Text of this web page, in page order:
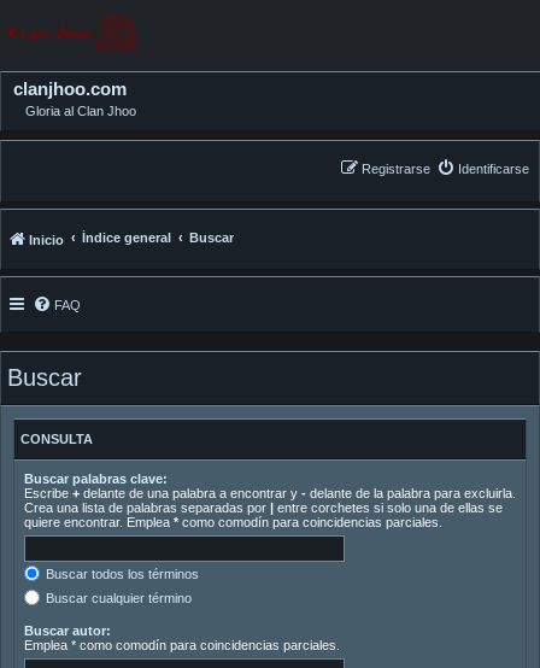
clanjhoo.com
Gloria al Clan Jhoo
Identificarse
Registrarse
Inicio Índice general Buscar
FAQ
Buscar
CONSULTA
Buscar palabras clave:
Escribe + delante de una palabra a encontrar y - delante de la palabra para excluirla.
Crea una lista de palabras separadas por | entre corchetes si solo una de ellas se
quiere encontrar. Emplea * como comodín para coincidencias parciales.
Buscar todos los términos
Buscar cualquier término
Buscar autor:
Emplea * como comodín para coincidencias parciales.